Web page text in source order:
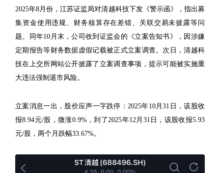
2025年8月份，江苏证监局对清越科技下发《警示函》，指出募
集资金使用违规、财务核算存在差错、关联交易未披露等问
题。同年10月末，公司收到证监会的《立案告知书》，因涉嫌
定期报告等财务数据虚假记载被正式立案调查。次日，清越科
技在上交所网站公开披露了立案调查事项，提示可能被实施重
大违法强制退市风险。
立案消息一出，股价应声一字跌停：2025年10月31日，该股收
报8.94元/股，微涨0.9%，到了2025年12月31日，该股收报5.93
元/股，两个月跌幅33.67%。